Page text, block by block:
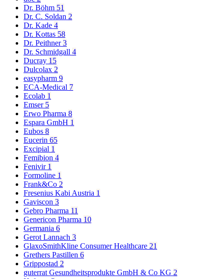
Dr. Böhm 51
Dr. C. Soldan 2
Dr. Kade 4
Dr. Kottas 58
Dr. Peithner3
Dr. Schmidgall 4
Ducray 15
Dulcolax 2
easypharm 9
ECA-Medical 7
Ecolab 1
Emser 5
Erwo Pharma 8
Espara GmbH 1
Eubos 8
Eucerin 65
Excipial 1
Femibion 4
Fenivir 1
Formoline 1
Frank&Co 2
Fresenius Kabi Austria 1
Gaviscon 3
Gebro Pharma 11
Genericon Pharma 10
Germania 6
Gerot Lannach 3
GlaxoSmithKline Consumer Healthcare 21
Grethers Pastillen 6
Grippostad 2
guterrat Gesundheitsprodukte GmbH & Co KG 2